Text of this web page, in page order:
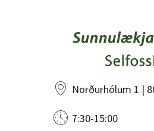
Norðurhólum 1 |
7:30-15:00